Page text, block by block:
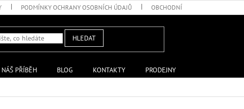
PODMÍNKY OCHRANY OSOBNÍCH ÚDAJŮ OBCHODNÍ PODMÍNKY
HLEDAT
NÁŠ PŘÍBĚH BLOG KONTAKTY
PRODEJNY